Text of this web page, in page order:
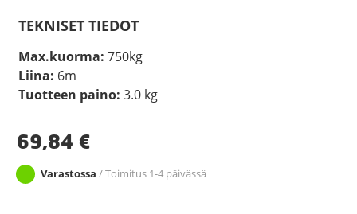
TEKNISET TIEDOT
Max.kuorma: 750kg
Liina: 6m
Tuotteen paino: 3.0 kg
69,84 €
Varastossa / Toimitus 1-4 päivässä